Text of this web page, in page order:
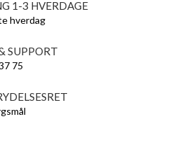
1-3 HVERDAGE
hverdag
SUPPORT
75